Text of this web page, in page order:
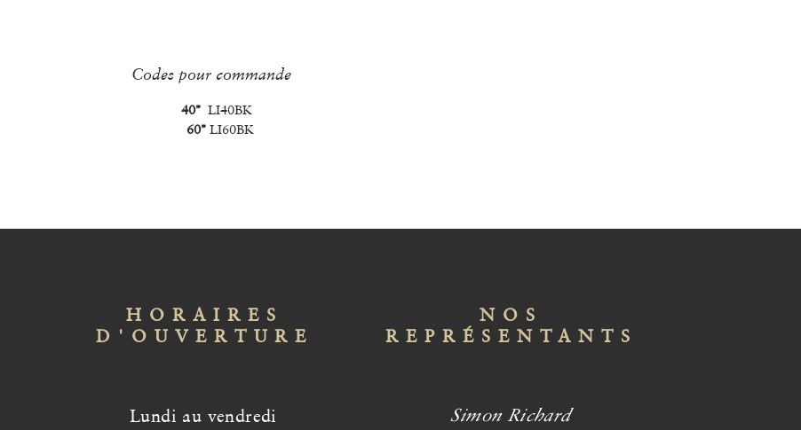
Codes pour commande
40’’ LI40BK
60’’ LI60BK
HORAIRES
D'OUVERTURE
Lundi au vendredi
NOS
REPRÉSENTANTS
Simon Richard